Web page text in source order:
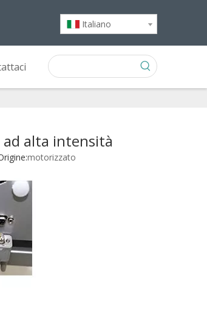
Italiano
ad alta intensità
motorizzato